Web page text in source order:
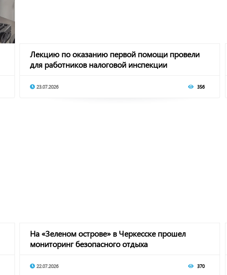
Лекцию по оказанию первой помощи провели
для работников налоговой инспекции
23.07.2026 356
На «Зеленом острове» в Черкесске прошел
мониторинг безопасного отдыха
22.07.2026 370